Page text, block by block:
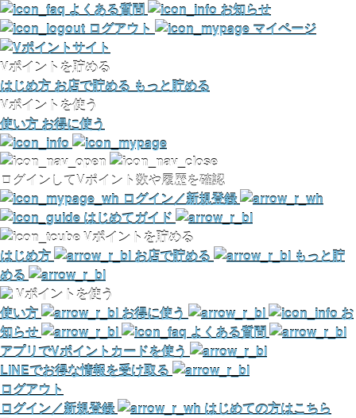
よくある質問
お知らせ
ログアウト
マイページ
Vポイントを貯める
はじめ方 お店で貯める もっと貯める
Vポイントを使う
使い方 お得に使う
ログインしてVポイント数や履歴を確認
ログイン／新規登録
はじめてガイド
Vポイントを貯める
はじめ方
お店で貯める
もっと貯
める
Vポイントを使う
使い方
お得に使う
お
知らせ
よくある質問
アプリでVポイントカードを使う
LINEでお得な情報を受け取る
ログアウト
ログイン／新規登録
はじめての方はこちら